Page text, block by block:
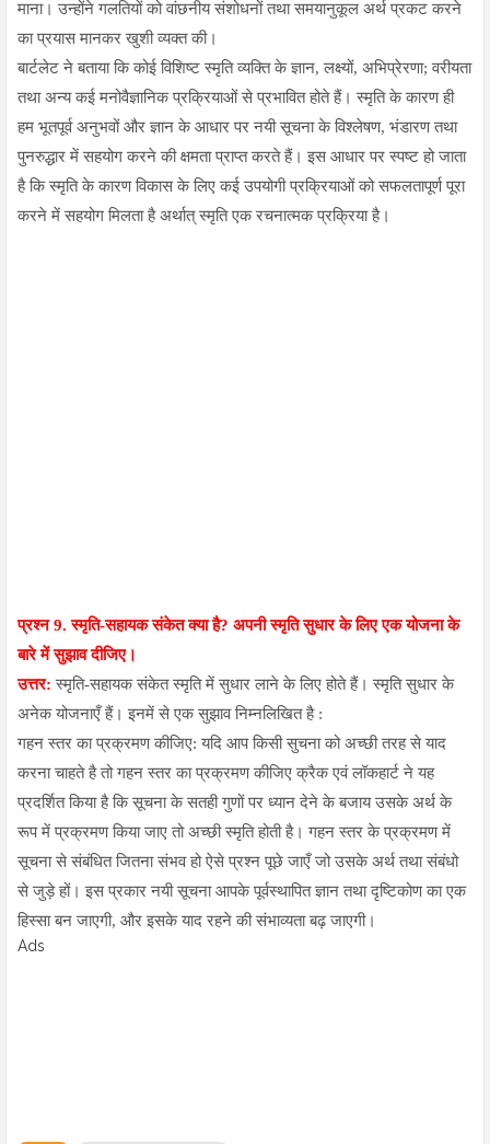
माना। उन्होंने गलतियों को वांछनीय संशोधनों तथा समयानुकूल अर्थ प्रकट करने
का प्रयास मानकर खुशी व्यक्त की।
बार्टलेट ने बताया कि कोई विशिष्ट स्मृति व्यक्ति के ज्ञान, लक्ष्यों, अभिप्रेरणा; वरीयता
तथा अन्य कई मनोवैज्ञानिक प्रक्रियाओं से प्रभावित होते हैं। स्मृति के कारण ही
हम भूतपूर्व अनुभवों और ज्ञान के आधार पर नयी सूचना के विश्लेषण, भंडारण तथा
पुनरुद्धार में सहयोग करने की क्षमता प्राप्त करते हैं। इस आधार पर स्पष्ट हो जाता
है कि स्मृति के कारण विकास के लिए कई उपयोगी प्रक्रियाओं को सफलतापूर्ण पूरा
करने में सहयोग मिलता है अर्थात् स्मृति एक रचनात्मक प्रक्रियाहै।
प्रश्न 9.स्मृति-सहायक संकेत क्या है? अपनी स्मृति सुधार के लिए एक योजना के
बारे में सुझाव दीजिए।
उत्तर:स्मृति-सहायक संकेत स्मृति में सुधार लाने के लिए होते हैं। स्मृति सुधार के
अनेक योजनाएँ हैं। इनमें से एक सुझाव निम्नलिखित है :
गहन स्तर का प्रक्रमण कीजिए: यदि आप किसी सुचना को अच्छी तरह से याद
करना चाहते है तो गहन स्तर का प्रक्रमण कीजिए क्रैक एवं लॉकहार्ट ने यह
प्रदर्शित किया है कि सूचना के सतही गुणों पर ध्यान देने के बजाय उसके अर्थ के
रूप में प्रक्रमण किया जाए तो अच्छी स्मृति होती है। गहन स्तर के प्रक्रमण में
सूचना से संबंधित जितना संभव हो ऐसे प्रश्न पूछे जाएँ जो उसके अर्थ तथा संबंधो
से जुड़े हों। इस प्रकार नयी सूचना आपके पूर्वस्थापित ज्ञान तथा दृष्टिकोण का एक
हिस्सा बन जाएगी, और इसके याद रहने की संभाव्यता बढ़ जाएगी।
Ads